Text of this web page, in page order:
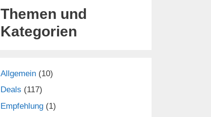
Themen und
Kategorien
Allgemein (10)
Deals (117)
Empfehlung (1)